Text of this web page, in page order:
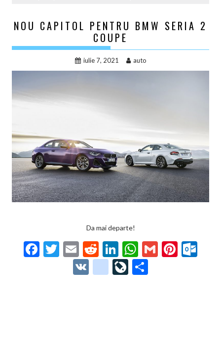
NOU CAPITOL PENTRU BMW SERIA 2
COUPE
iulie 7, 2021 auto
Da mai departe!
F T
w
itt
E
m
ai
R
e
d
Li
n
ke
W
h
at
G Pi
V
g
Li